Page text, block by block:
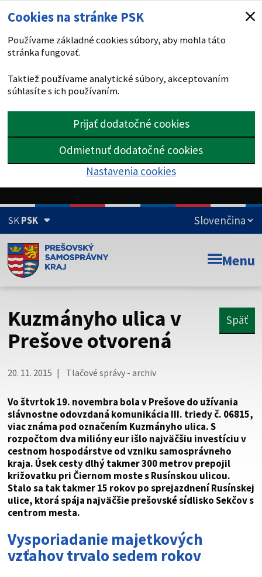
Cookies na stránke PSK
Používame základné cookies súbory, aby mohla táto
stránka fungovať.
Taktiež používame analytické súbory, akceptovaním
súhlasíte s ich používaním.
Prijať dodatočné cookies
Odmietnuť dodatočné cookies
Nastavenia cookies
SKPSK
Doména psk.sk je oficiálna
Toto je oficiálna webová stránka Prešovského
Táto stránka je zabezpečená
cez zabezpečenú webovú stránku. Zabezpečená stránka
vždy začína https:// pred názvom domény webového sídla.
Menu
Kuzmányho ulica v
Prešove otvorená
Späť
20. 11. 2015 Tlačové správy - archiv
Vo štvrtok 19. novembra bola v Prešove do užívania
slávnostne odovzdaná komunikácia III. triedy č. 06815,
viac známa pod označením Kuzmányho ulica. S
rozpočtom dva milióny eur išlo najväčšiu investíciu v
cestnom hospodárstve od vzniku samosprávneho
kraja. Úsek cesty dlhý takmer 300 metrov prepojil
križovatku pri Čiernom moste s Rusínskou ulicou.
Stalo sa tak takmer 15 rokov po sprejazdnení Rusínskej
ulice, ktorá spája najväčšie prešovské sídlisko Sekčov s
centrom mesta.
Vysporiadanie majetkových
vzťahov trvalo sedem rokov